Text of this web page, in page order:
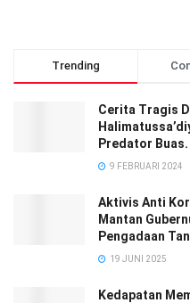
Trending
Cerita Tragis
Predator Buas.
9 FEBRUARI 2024
Aktivis Anti
Mantan
Pengadaan
19 JUNI 2025
Kedapatan